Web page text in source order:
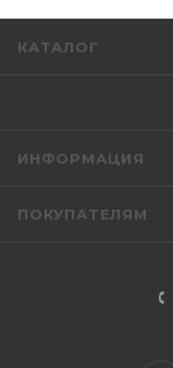
КАТАЛОГ
ИНФОРМАЦИЯ
ПОКУПАТЕЛЯМ